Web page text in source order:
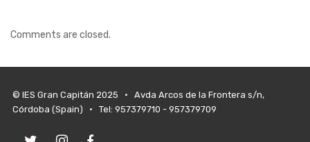
Comments are closed.
© IES Gran Capitán 2025 • Avda Arcos de la Frontera s/n,
Córdoba (Spain) • Tel: 957379710 - 957379709